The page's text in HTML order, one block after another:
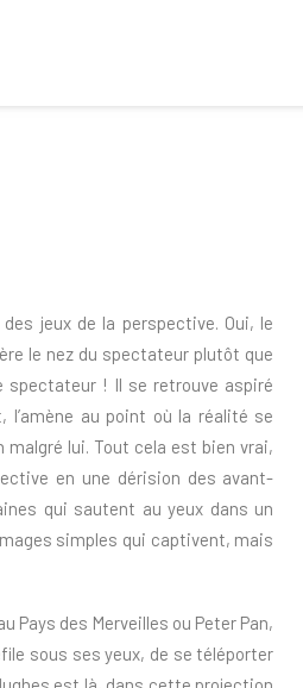
des jeux de la perspective. Oui, le
le nez du spectateur plutôt que
spectateur ! Il se retrouve aspiré
au point où la réalité se
lui. Tout cela est bien vrai,
en une dérision des avant-
qui sautent au yeux dans un
simples qui captivent, mais
Pays des Merveilles ou Peter Pan,
sous ses yeux, de se téléporter